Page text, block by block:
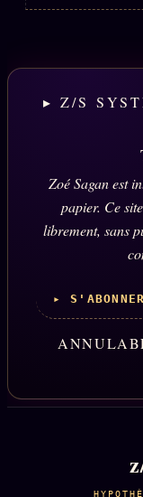
▸ Z/S
Zoé Sagan est
papier. Ce
librement, sans
▸